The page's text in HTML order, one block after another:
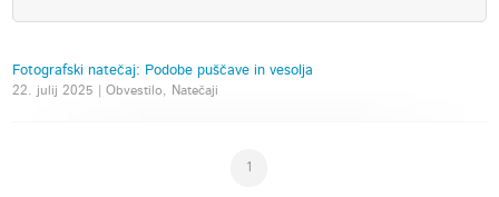
Fotografski natečaj: Podobe puščave in vesolja
22. julij 2025 | Obvestilo, Natečaji
1